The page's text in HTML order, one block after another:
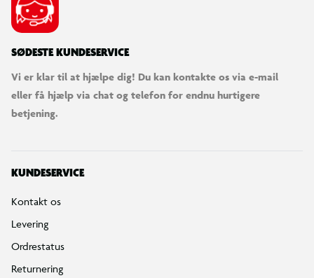
SØDESTE KUNDESERVICE
Vi er klar til at hjælpe dig! Du kan kontakte os via e-mail
eller få hjælp via chat og telefon for endnu hurtigere
betjening.
KUNDESERVICE
Kontakt os
Levering
Ordrestatus
Returnering